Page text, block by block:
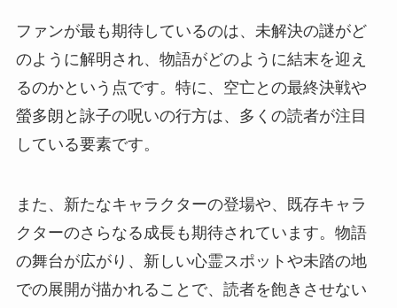
ファンが最も期待しているのは、未解決の謎がど
のように解明され、物語がどのように結末を迎え
るのかという点です。特に、空亡との最終決戦や
螢多朗と詠子の呪いの行方は、多くの読者が注目
している要素です。
また、新たなキャラクターの登場や、既存キャラ
クターのさらなる成長も期待されています。物語
の舞台が広がり、新しい心霊スポットや未踏の地
での展開が描かれることで、読者を飽きさせない